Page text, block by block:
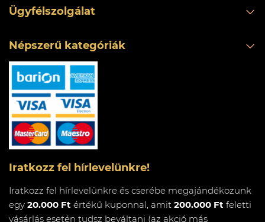
Ügyfélszolgálat
Népszerű kategóriák
Iratkozz fel hírlevelünkre!
Iratkozz fel hírlevelünkre és cserébe megajándékozunk
egy 20.000 Ft értékű kuponnal, amit 200.000 Ft feletti
vásárlás esetén tudsz beváltani (az akció más